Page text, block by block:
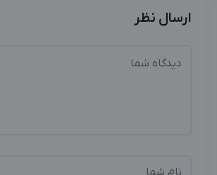
ارسال نظر